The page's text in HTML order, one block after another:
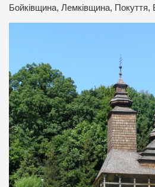
Бойківщина, Лемківщина, Покуття,